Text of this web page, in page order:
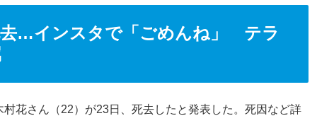
去…インスタで「ごめんね」 テラ
花さん（22）が23日、死去したと発表した。死因など詳